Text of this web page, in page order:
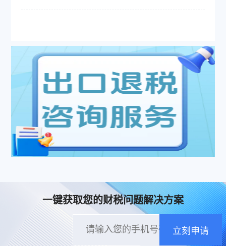
一键获取您的财税问题解决方案
立刻申请